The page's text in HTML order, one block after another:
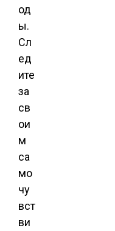
од
ы.
Сл
ед
ите
за
св
ои
м
са
мо
чу
вст
ви